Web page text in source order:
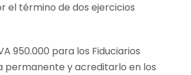
el término de dos ejercicios
950.000 para los Fiduciarios
permanente y acreditarlo en los